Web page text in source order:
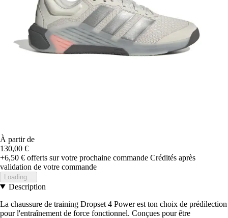
À partir de
130,00 €
+6,50 € offerts sur votre prochaine commande Crédités après
validation de votre commande
Loading...
Description
La chaussure de training Dropset 4 Power est ton choix de prédilection
pour l'entraînement de force fonctionnel. Conçues pour être